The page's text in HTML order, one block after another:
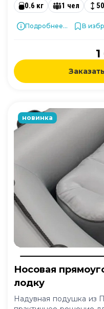
0.6 кг 1 чел
Подробнее... В
новинка
Носовая
лодку
Надувная подушка из